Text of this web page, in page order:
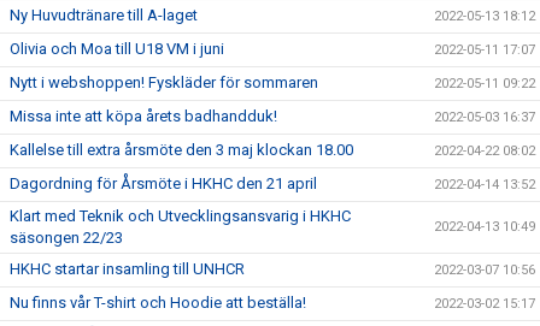
Ny Huvudtränare till A-laget 2022-05-13 18:12
Olivia och Moa till U18 VM i juni 2022-05-11 17:07
Nytt i webshoppen! Fyskläder för sommaren 2022-05-11 09:22
Missa inte att köpa årets badhandduk! 2022-05-03 16:37
Kallelse till extra årsmöte den 3 maj klockan 18.00 2022-04-22 08:02
Dagordning för Årsmöte i HKHC den 21 april 2022-04-14 13:52
Klart med Teknik och Utvecklingsansvarig i HKHC
säsongen 22/23
2022-04-13 10:49
HKHC startar insamling till UNHCR 2022-03-07 10:56
Nu finns vår T-shirt och Hoodie att beställa! 2022-03-02 15:17